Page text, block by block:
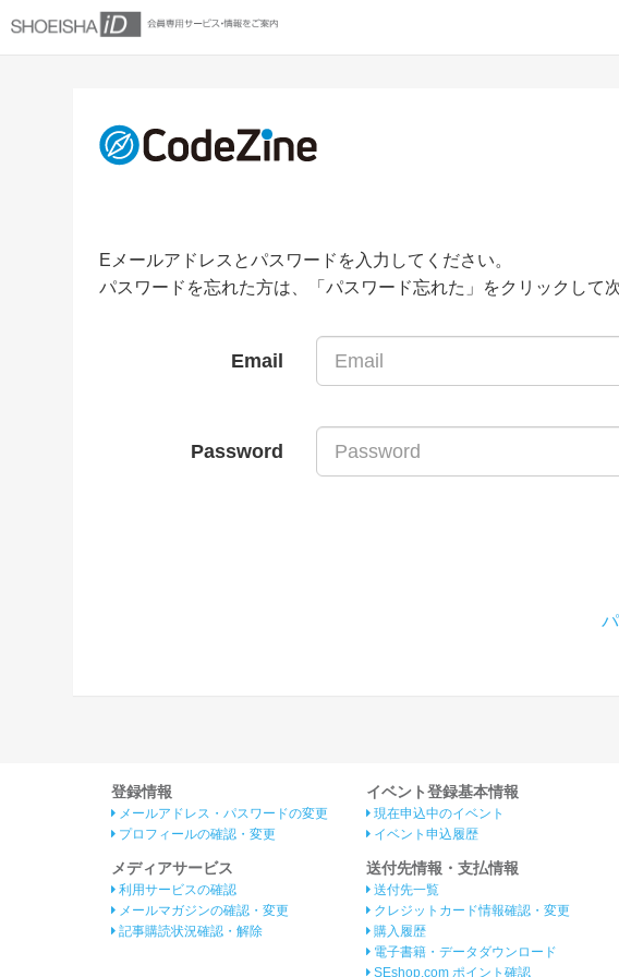
Eメールアドレスとパスワードを入力してください。
パスワードを忘れた方は、「パスワード忘れた」をクリックして
Email
Password
登録情報
メールアドレス・パスワードの変更
プロフィールの確認・変更
メディアサービス
利用サービスの確認
メールマガジンの確認・変更
記事購読状況確認・解除
イベント登録基本情報
現在申込中のイベント
イベント申込履歴
送付先情報・支払情報
送付先一覧
クレジットカード情報確認・変更
購入履歴
電子書籍・データダウンロード
SEshop.com ポイント確認